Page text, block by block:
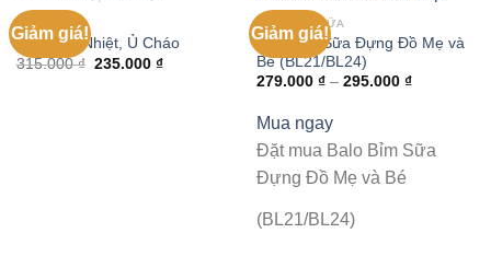
Giảm giá!HẾT HÀNG
MẸ & BÉ
Bình Giữ Nhiệt, Ủ Cháo
315.000₫ 235.000 ₫
Giảm giá!
BALO BỈM SỮA
Balo Bỉm Sữa Đựng Đồ Mẹ và
Bé (BL21/BL24)
279.000 ₫– 295.000 ₫
Mua ngay
Đặt mua Balo Bỉm Sữa
Đựng Đồ Mẹ và Bé
(BL21/BL24)